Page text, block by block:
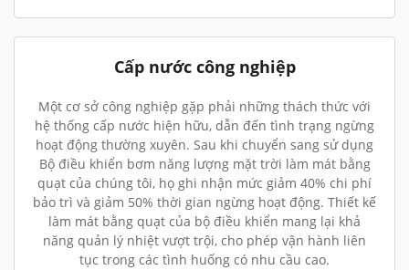
Cấp nước công nghiệp
Một cơ sở công nghiệp gặp phải những thách thức với
hệ thống cấp nước hiện hữu, dẫn đến tình trạng ngừng
hoạt động thường xuyên. Sau khi chuyển sang sử dụng
Bộ điều khiển bơm năng lượng mặt trời làm mát bằng
quạt của chúng tôi, họ ghi nhận mức giảm 40% chi phí
bảo trì và giảm 50% thời gian ngừng hoạt động. Thiết kế
làm mát bằng quạt của bộ điều khiển mang lại khả
năng quản lý nhiệt vượt trội, cho phép vận hành liên
tục trong các tình huống có nhu cầu cao.